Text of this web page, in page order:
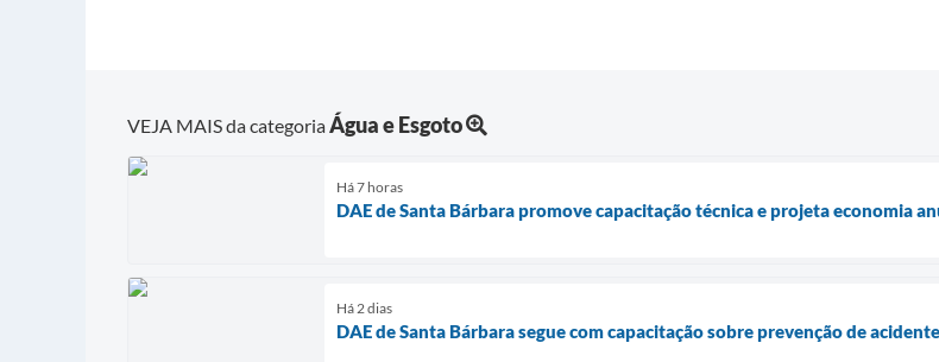
VEJA MAIS da categoriaÁgua e Esgoto
Há 7 horas
DAE de Santa Bárbara promove capacitação técnica e projeta economia
Há 2 dias
DAE de Santa Bárbara segue com capacitação sobre prevenção de